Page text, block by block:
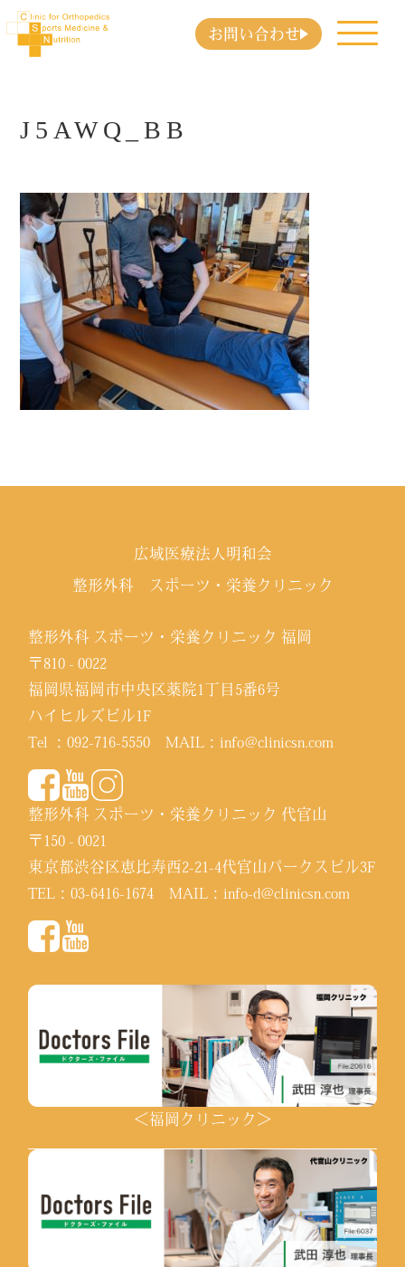
お問い合わせ
J5AWQ_BB
広域医療法人明和会
整形外科 スポーツ・栄養クリニック
整形外科 スポーツ・栄養クリニック 福岡
〒810 - 0022
福岡県福岡市中央区薬院1丁目5番6号
ハイヒルズビル1F
Tel ：092-716-5550 MAIL：info@clinicsn.com
整形外科 スポーツ・栄養クリニック 代官山
〒150 - 0021
東京都渋谷区恵比寿西2-21-4代官山パークスビル3F
TEL：03-6416-1674 MAIL：info-d@clinicsn.com
＜福岡クリニック＞